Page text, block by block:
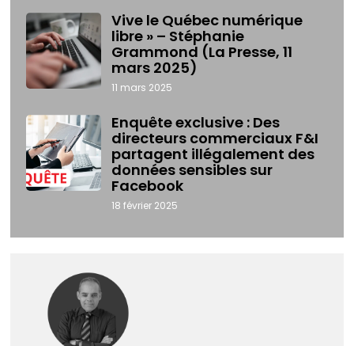
Vive le Québec numérique
libre » – Stéphanie
Grammond (La Presse, 11
mars 2025)
11 mars 2025
Enquête exclusive : Des
directeurs commerciaux F&I
partagent illégalement des
données sensibles sur
Facebook
18 février 2025